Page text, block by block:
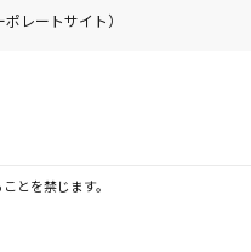
レートサイト）
とを禁じます。